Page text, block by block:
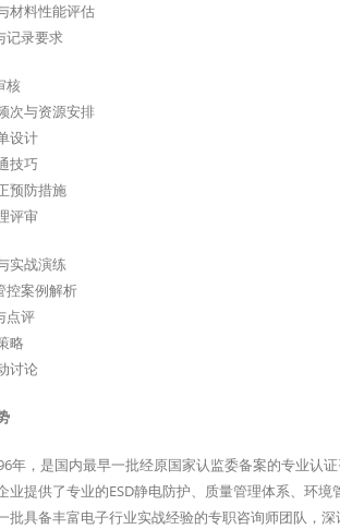
材料性能评估
记录要求
核
次与资源安排
设计
技巧
预防措施
评审
实战演练
控案例解析
点评
略
讨论
年，是国内最早一批经原国家认监委备案的专业认
业提供了专业的ESD静电防护、质量管理体系、环
批具备丰富电子行业实战经验的专职咨询师团队，